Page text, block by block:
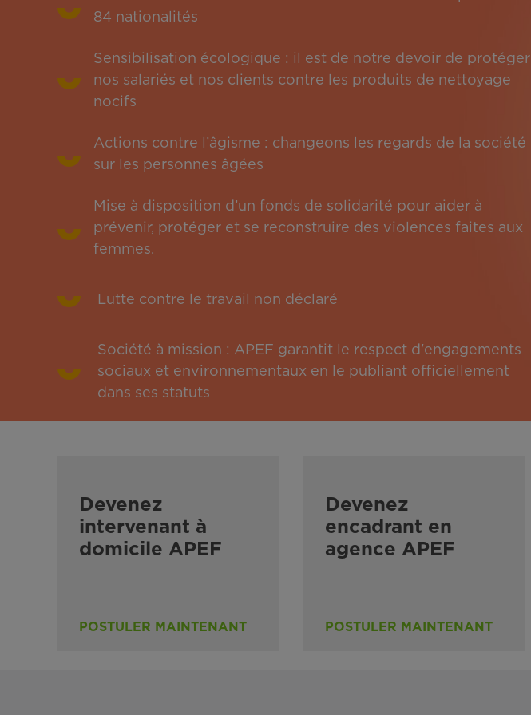
84 nationalités
Sensibilisation écologique : il est de notre devoir de protéger
nos salariés et nos clients contre les produits de nettoyage
nocifs
Actions contre l’âgisme : changeons les regards de la société
sur les personnes âgées
Mise à disposition d’un fonds de solidarité pour aider à
prévenir, protéger et se reconstruire des violences faites aux
femmes.
Lutte contre le travail non déclaré
Société à mission : APEF garantit le respect d'engagements
sociaux et environnementaux en le publiant officiellement
dans ses statuts
Devenez
intervenant à
domicile APEF
POSTULER MAINTENANT
Devenez
encadrant en
agence APEF
POSTULER MAINTENANT